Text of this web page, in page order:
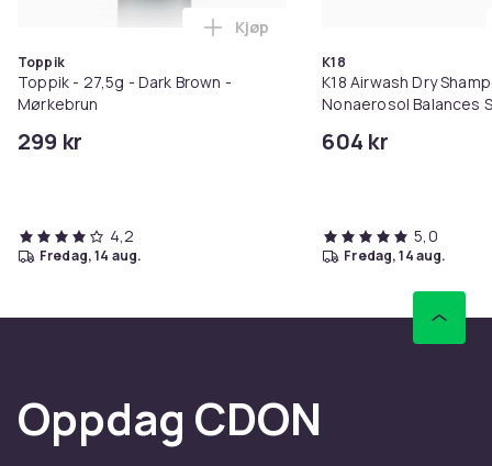
f83e599a-3fb7-542f-8c36-c3f67f34f100
Produktsikkerhetsinformasjon
Toppik
Toppik - 27,5g - Dark Brown -
Mørkebrun
299 kr
Legg Toppik - 27,5g - Dark
Kjøp
4,2
fredag, 14 aug.
K18
K18 Airwash Dry
Nonaerosol Balances
604 kr
5,0
fredag, 14 aug.
Oppdag CDON